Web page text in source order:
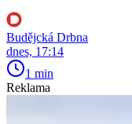
Budějcká Drbna
dnes, 17:14
1 min
Reklama